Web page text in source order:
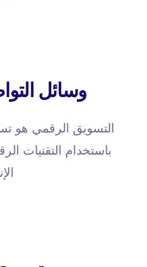
وسائل
التسويق الرقمي هو
باستخدام التقنيات